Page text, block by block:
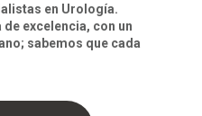
en Urología.
excelencia, con un
sabemos que cada